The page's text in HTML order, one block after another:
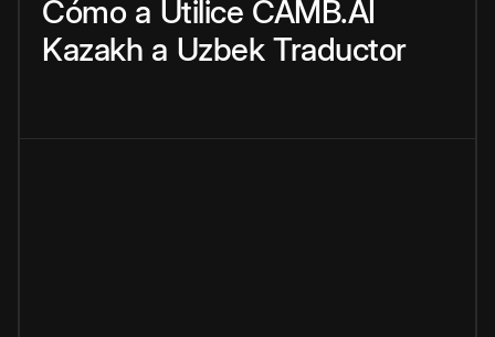
Cómo a Utilice CAMB.AI
Kazakh a Uzbek Traductor